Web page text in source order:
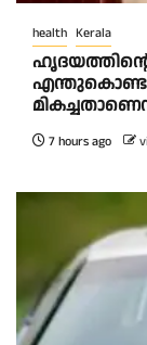
health Kerala
ഹൃദയത്തിന്റെ
7 hours ago